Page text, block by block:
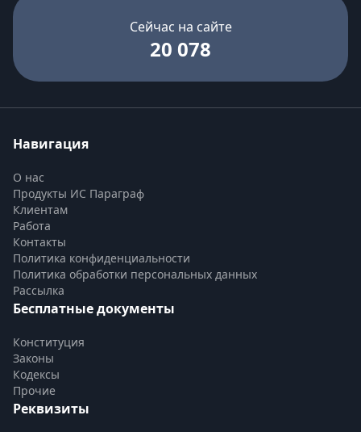
Сейчас на сайте
20 078
Навигация
О нас
Продукты ИС Параграф
Клиентам
Работа
Контакты
Политика конфиденциальности
Политика обработки персональных данных
Рассылка
Бесплатные документы
Конституция
Законы
Кодексы
Прочие
Реквизиты